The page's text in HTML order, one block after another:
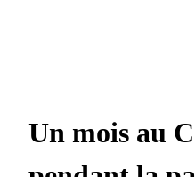
Un mois au